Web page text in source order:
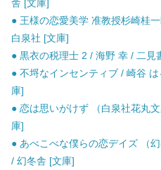
舎 [文庫]
● 王様の恋愛美学 准教授杉崎桂
白泉社 [文庫]
● 黒衣の税理士 2 / 海野 幸 / 二見
● 不埒なインセンティブ / 崎谷
庫]
● 恋は思いがけず （白泉社花丸
庫]
● あべこべな僕らの恋デイズ （
/ 幻冬舎 [文庫]